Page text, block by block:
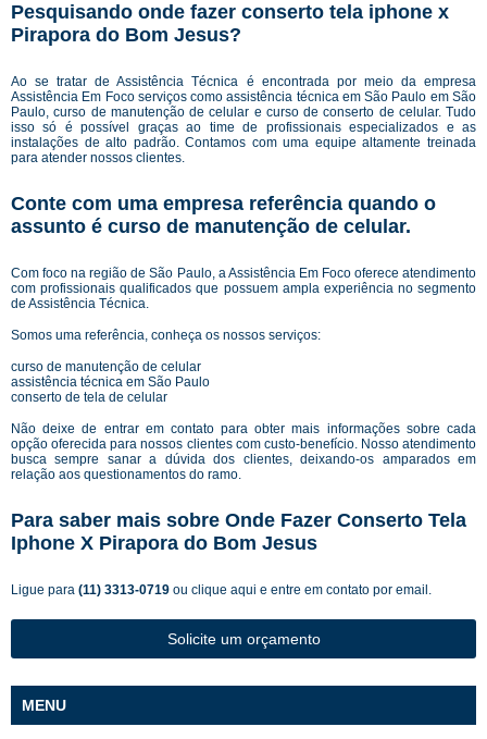
Pesquisando onde fazer conserto tela iphone x
Pirapora do Bom Jesus?
Ao se tratar de Assistência Técnica é encontrada por meio da empresa
Assistência Em Foco serviços como assistência técnica em São Paulo em São
Paulo, curso de manutenção de celular e curso de conserto de celular. Tudo
isso só é possível graças ao time de profissionais especializados e as
instalações de alto padrão. Contamos com uma equipe altamente treinada
para atender nossos clientes.
Conte com uma empresa referência quando o
assunto é curso de manutenção de celular.
Com foco na região de São Paulo, a Assistência Em Foco oferece atendimento
com profissionais qualificados que possuem ampla experiência no segmento
de Assistência Técnica.
Somos uma referência, conheça os nossos serviços:
curso de manutenção de celular
assistência técnica em São Paulo
conserto de tela de celular
Não deixe de entrar em contato para obter mais informações sobre cada
opção oferecida para nossos clientes com custo-benefício. Nosso atendimento
busca sempre sanar a dúvida dos clientes, deixando-os amparados em
relação aos questionamentos do ramo.
Para saber mais sobre Onde Fazer Conserto Tela
Iphone X Pirapora do Bom Jesus
Ligue para (11) 3313-0719 ou clique aqui e entre em contato por email.
Solicite um orçamento
MENU